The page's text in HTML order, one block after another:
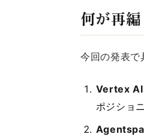
何が再
今回の発表で
Vertex
ポジショ